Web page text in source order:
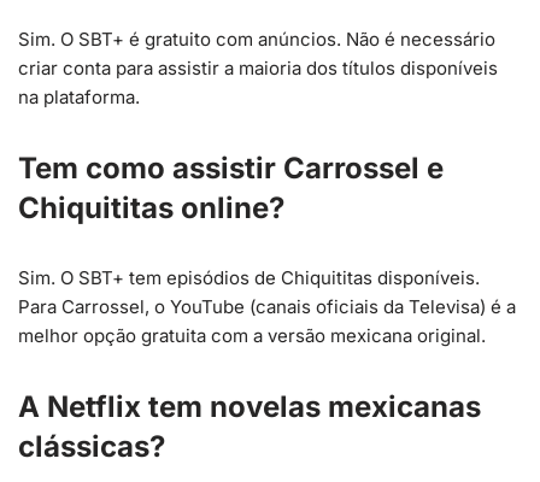
Sim. O SBT+ é gratuito com anúncios. Não é necessário
criar conta para assistir a maioria dos títulos disponíveis
na plataforma.
Tem como assistir Carrossel e
Chiquititas online?
Sim. O SBT+ tem episódios de Chiquititas disponíveis.
Para Carrossel, o YouTube (canais oficiais da Televisa) é a
melhor opção gratuita com a versão mexicana original.
A Netflix tem novelas mexicanas
clássicas?